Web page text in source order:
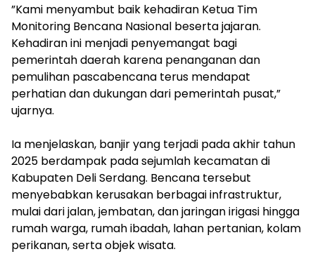
‎”Kami menyambut baik kehadiran Ketua Tim
Monitoring Bencana Nasional beserta jajaran.
Kehadiran ini menjadi penyemangat bagi
pemerintah daerah karena penanganan dan
pemulihan pascabencana terus mendapat
perhatian dan dukungan dari pemerintah pusat,”
ujarnya.
‎Ia menjelaskan, banjir yang terjadi pada akhir tahun
2025 berdampak pada sejumlah kecamatan di
Kabupaten Deli Serdang. Bencana tersebut
menyebabkan kerusakan berbagai infrastruktur,
mulai dari jalan, jembatan, dan jaringan irigasi hingga
rumah warga, rumah ibadah, lahan pertanian, kolam
perikanan, serta objek wisata.